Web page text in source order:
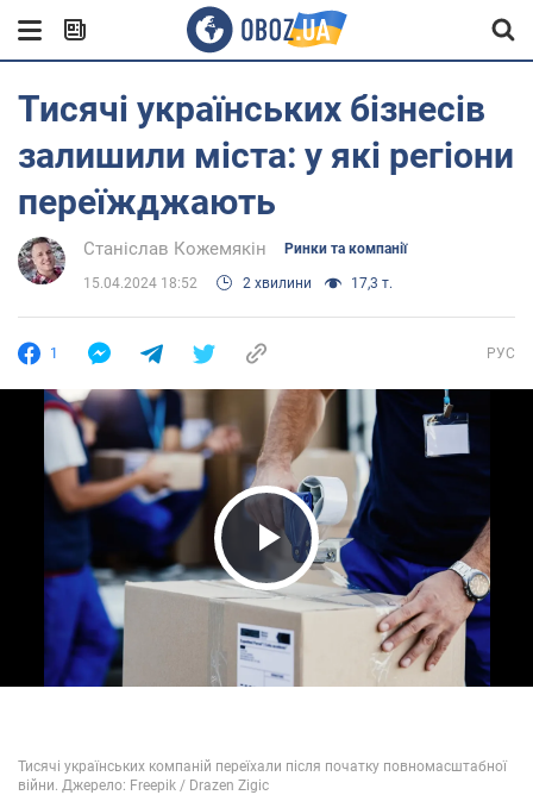
Тисячі українських бізнесів
залишили міста: у які регіони
переїжджають
Станіслав Кожемякін Ринки та компанії
15.04.2024 18:52 2 хвилини 17,3 т.
1 РУС
Play Video